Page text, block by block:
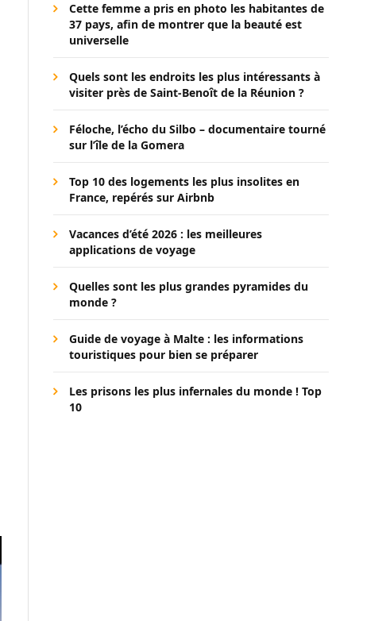
Cette femme a pris en photo les habitantes de
37 pays, afin de montrer que la beauté est
universelle
Quels sont les endroits les plus intéressants à
visiter près de Saint-Benoît de la Réunion ?
Féloche, l’écho du Silbo – documentaire tourné
sur l’île de la Gomera
Top 10 des logements les plus insolites en
France, repérés sur Airbnb
Vacances d’été 2026 : les meilleures
applications de voyage
Quelles sont les plus grandes pyramides du
monde ?
Guide de voyage à Malte : les informations
touristiques pour bien se préparer
Les prisons les plus infernales du monde ! Top
10